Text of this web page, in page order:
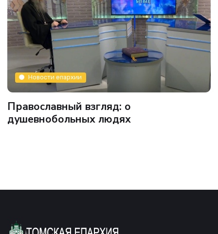
Новости епархии
Православный взгляд: о
душевнобольных людях